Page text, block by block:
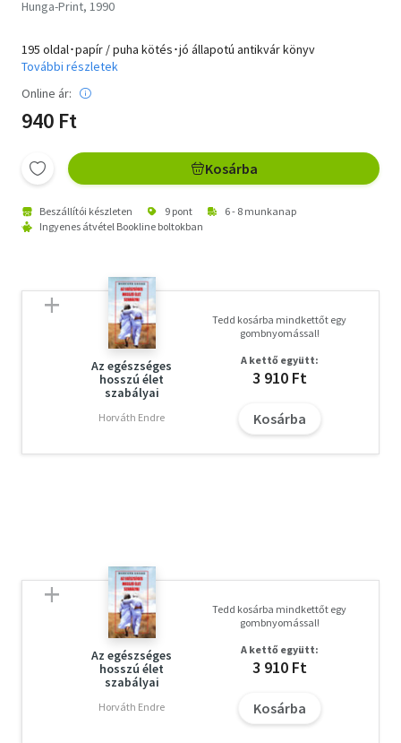
Hunga-Print, 1990
195 oldal･papír / puha kötés･jó állapotú antikvár könyv
További részletek
Online ár:
940 Ft
Kosárba
Beszállítói készleten 9 pont
6 - 8 munkanap
Ingyenes átvétel Bookline boltokban
Az egészséges
hosszú élet
szabályai
Horváth Endre
Tedd kosárba mindkettőt egy
gombnyomással!
A kettő együtt:
3 910 Ft
Kosárba
Az egészséges
hosszú élet
szabályai
Horváth Endre
Tedd kosárba mindkettőt egy
gombnyomással!
A kettő együtt:
3 910 Ft
Kosárba